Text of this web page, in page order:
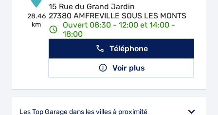
28.46
km
15 Rue du Grand Jardin
27380 AMFREVILLE SOUS LES MONTS
Ouvert 08:30 - 12:00 et 14:00 -
18:00
Téléphone
Voir plus
Les Top Garage dans les villes à proximité